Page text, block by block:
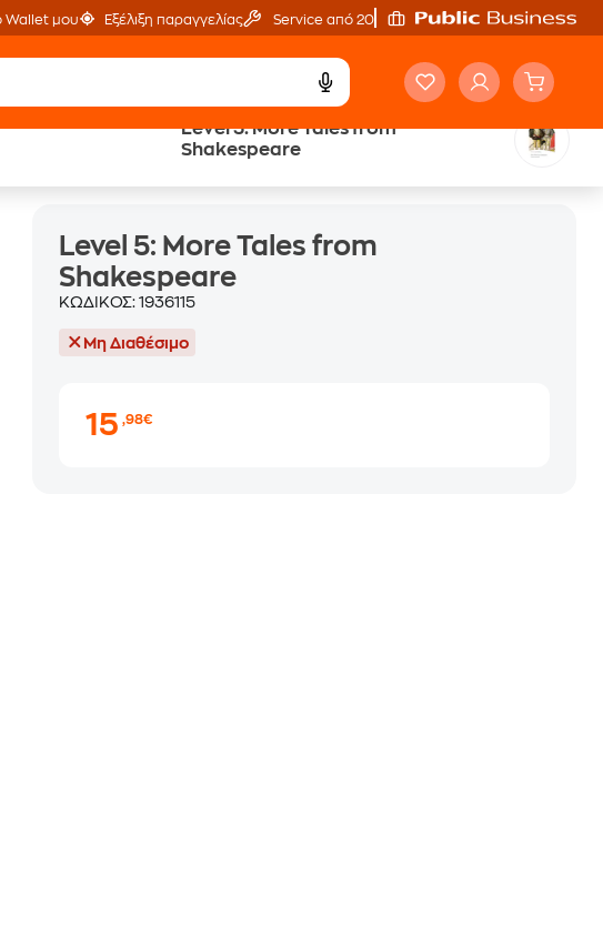
Wallet μου Εξέλιξη παραγγελίας Service από 20'
Level 5: More Tales from
Shakespeare
Level 5: More Tales from
Shakespeare
ΚΩΔΙΚΟΣ:1936115
Μη Διαθέσιμο
15,98€